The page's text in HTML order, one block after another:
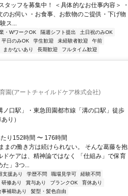
タッフを募集中！ ＜具体的なお仕事内容＞ ・
お伺い ・お食事、お飲物のご提供・下げ物
ス...
・WワークOK 隔週シフト提出
土日祝のみOK
平日のみOK 学生歓迎 未経験者歓迎
午前
まかないあり 長期歓迎 フルタイム歓迎
園(アートチャイルドケア株式会社)
口駅」・東急田園都市線「溝の口駅」徒歩
り）
り152時間 〜 176時間
まの働き方は続けられない。 そんな葛藤を抱
ドケアは、精神論ではなく 「仕組み」で保育
た」3つ...
支援あり 学歴不問 職場見学可
経験不問
研修あり 賞与あり ブランクOK
育休あり
事補助あり 髪型・髪色自由